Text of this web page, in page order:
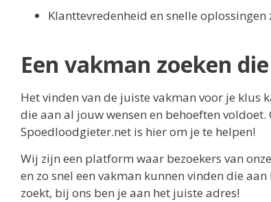
Klanttevredenheid en snelle
Een vakman zoeken
Het vinden van de juiste vakman voor je klus
die aan al jouw wensen en behoeften
Spoedloodgieter.net is hier om je te helpen!
Wij zijn een platform waar bezoekers van
en zo snel een vakman kunnen vinden die
zoekt, bij ons ben je aan het juiste adres!